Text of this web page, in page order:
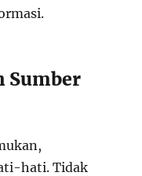
Sumber
hati. Tidak